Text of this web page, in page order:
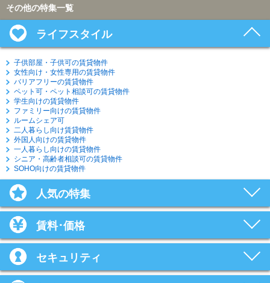
その他の特集一覧
ライフスタイル
子供部屋・子供可の賃貸物件
女性向け・女性専用の賃貸物件
バリアフリーの賃貸物件
ペット可・ペット相談可の賃貸物件
学生向けの賃貸物件
ファミリー向けの賃貸物件
ルームシェア可
二人暮らし向け賃貸物件
外国人向けの賃貸物件
一人暮らし向けの賃貸物件
シニア・高齢者相談可の賃貸物件
SOHO向けの賃貸物件
人気の特集
賃料･価格
セキュリティ